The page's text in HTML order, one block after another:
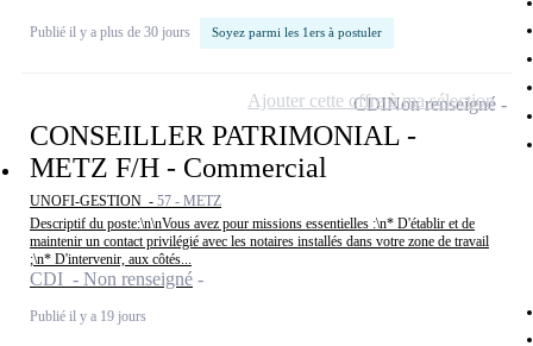
Publié il y a plus de 30 jours Soyez parmi les 1ers à postuler
CONSEILLER PATRIMONIAL -
METZ F/H - Commercial
UNOFI-GESTION - 57 - METZ
Descriptif du poste:\n\nVous avez pour missions essentielles :\n* D'établir et de
maintenir un contact privilégié avec les notaires installés dans votre zone de travail
;\n* D'intervenir, aux côtés...
CDI - Non renseigné
Publié il y a 19 jours
CDINon renseigné
Ajouter cette offre à ma sélection